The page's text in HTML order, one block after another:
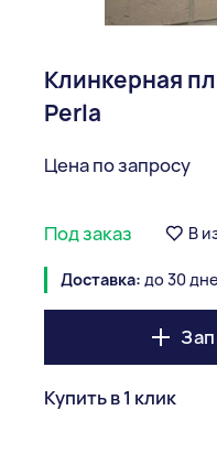
Клинкерная
Perla
Цена по запросу
Под заказ В
Доставка: до 30
Купить в 1 клик